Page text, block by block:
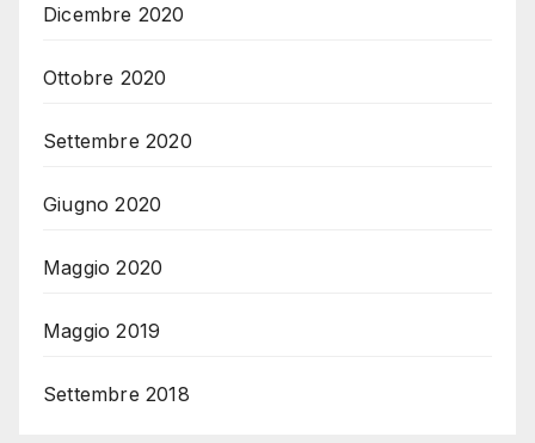
Dicembre 2020
Ottobre 2020
Settembre 2020
Giugno 2020
Maggio 2020
Maggio 2019
Settembre 2018